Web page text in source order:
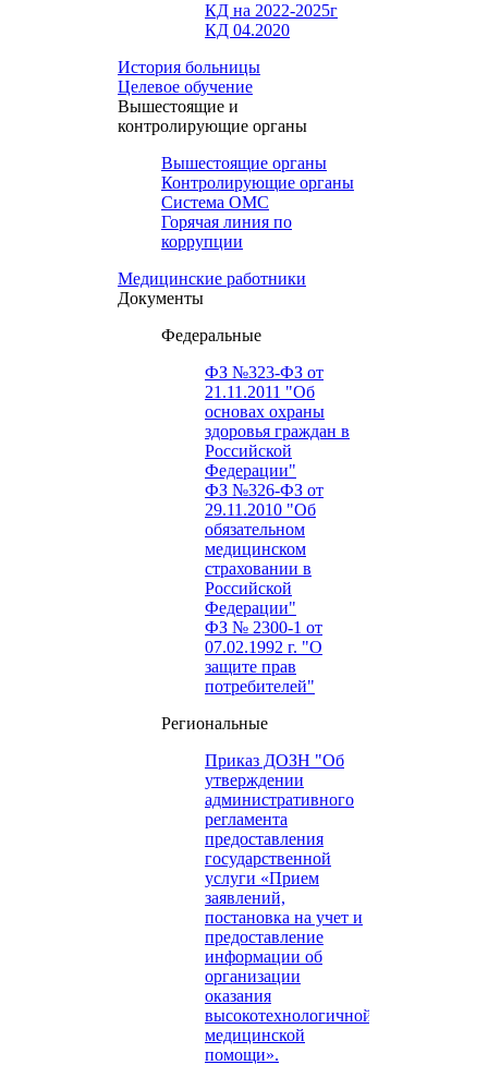
КД на 2022-2025г
КД 04.2020
История больницы
Целевое обучение
Вышестоящие и
контролирующие органы
Вышестоящие органы
Контролирующие органы
Система ОМС
Горячая линия по
коррупции
Медицинские работники
Документы
Федеральные
ФЗ №323-ФЗ от
21.11.2011 "Об
основах охраны
здоровья граждан в
Российской
Федерации"
ФЗ №326-ФЗ от
29.11.2010 "Об
обязательном
медицинском
страховании в
Российской
Федерации"
ФЗ № 2300-1 от
07.02.1992 г. "О
защите прав
потребителей"
Региональные
Приказ ДОЗН "Об
утверждении
административного
регламента
предоставления
государственной
услуги «Прием
заявлений,
постановка на учет и
предоставление
информации об
организации
оказания
высокотехнологичной
медицинской
помощи».